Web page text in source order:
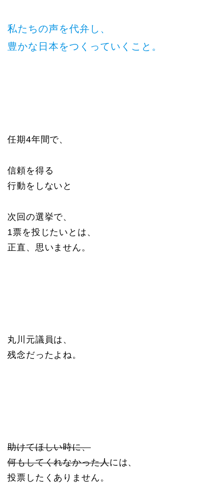
私たちの声を代弁し、
豊かな日本をつくっていくこと。
任期4年間で、
信頼を得る
行動をしないと
次回の選挙で、
1票を投じたいとは、
正直、思いません。
丸川元議員は、
残念だったよね。
助けてほしい時に、
何もしてくれなかった人には、
投票したくありません。